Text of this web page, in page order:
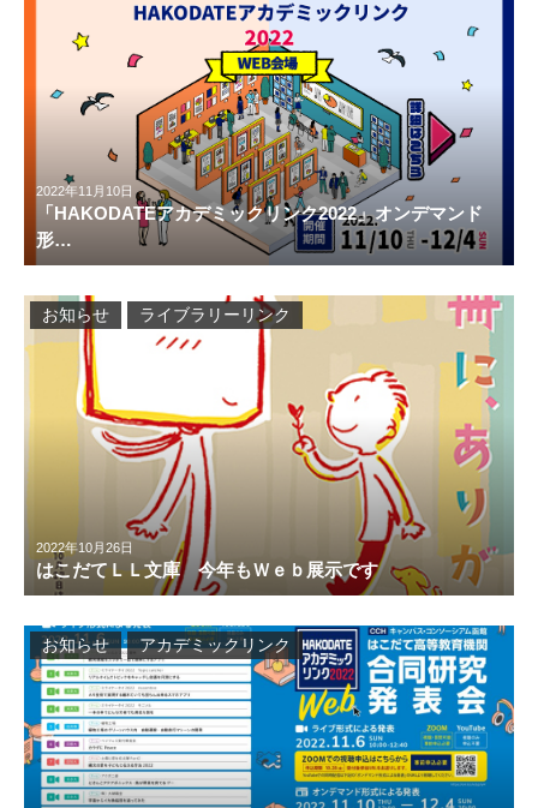
2022年11月10日
「HAKODATEアカデミックリンク2022」オンデマンド
形…
2022年10月26日
はこだてＬＬ文庫 今年もＷｅｂ展示です
お知らせ ライブラリーリンク
お知らせ アカデミックリンク